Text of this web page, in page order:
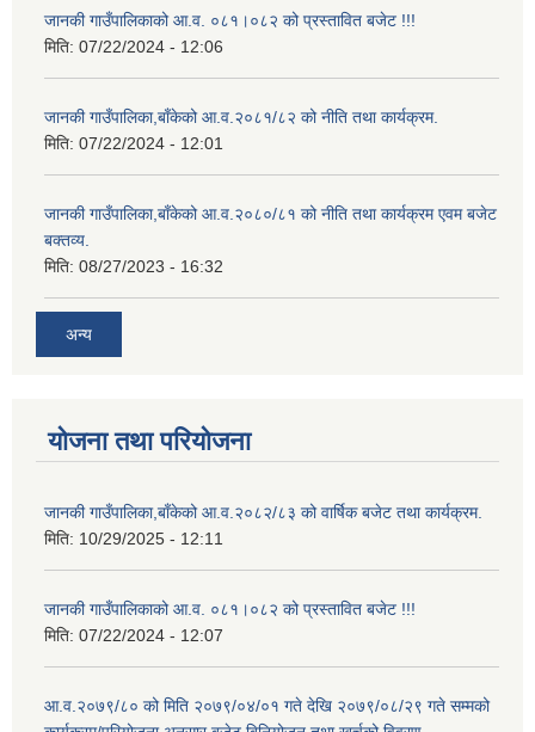
जानकी गाउँपालिकाको आ.व. ०८१।०८२ को प्रस्तावित बजेट !!!
मिति: 07/22/2024 - 12:06
जानकी गाउँपालिका,बाँकेको आ.व.२०८१/८२ को नीति तथा कार्यक्रम.
मिति: 07/22/2024 - 12:01
जानकी गाउँपालिका,बाँकेको आ.व.२०८०/८१ को नीति तथा कार्यक्रम एवम बजेट
बक्तव्य.
मिति: 08/27/2023 - 16:32
अन्य
योजना तथा परियोजना
जानकी गाउँपालिका,बाँकेको आ.व.२०८२/८३ को वार्षिक बजेट तथा कार्यक्रम.
मिति: 10/29/2025 - 12:11
जानकी गाउँपालिकाको आ.व. ०८१।०८२ को प्रस्तावित बजेट !!!
मिति: 07/22/2024 - 12:07
आ.व.२०७९/८० को मिति २०७९/०४/०१ गते देखि २०७९/०८/२९ गते सम्मको